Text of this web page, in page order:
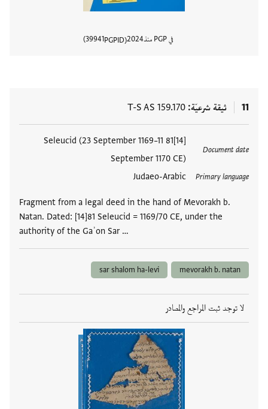
في PGP منذ 2024
PGPID
39941
11 ثيقة شرعيّة T-S AS 159.170
Document date
[14]81 Seleucid (23 September 1169–11
September 1170 CE)
Primary language
Judaeo-Arabic
Fragment from a legal deed in the hand of Mevorakh b.
Natan. Dated: [14]81 Seleucid = 1169/70 CE, under the
authority of the Gaʾon Sar …
mevorakh b. natan
sar shalom ha-levi
لا توجد ثبت المراجع والمصادر